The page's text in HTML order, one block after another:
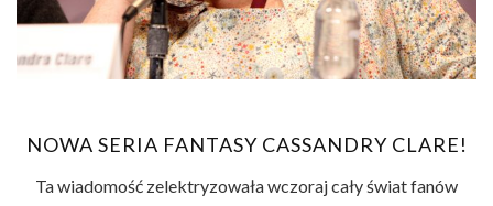
NOWA SERIA FANTASY CASSANDRY CLARE!
Ta wiadomość zelektryzowała wczoraj cały świat fanów